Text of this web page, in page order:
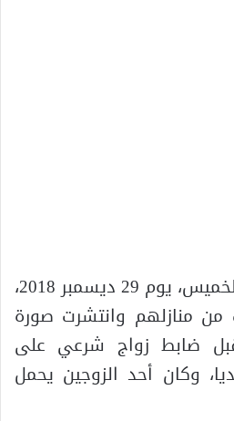
وشهدت إمارة جدة، الخميس، يوم 29 ديسمبر 2018،
من منازلهم وانتشرت صورة
ضابط زواج شرعي على
وكان أحد الزوجين يحمل